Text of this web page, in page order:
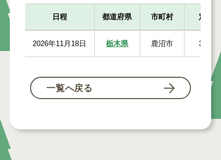
日程 都道府県 市町村 定員
2026年11月18日 栃木県 鹿沼市 30人
一覧へ戻る